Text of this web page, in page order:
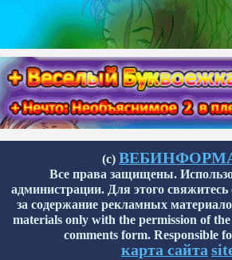
(с)
Все права защищены.
администрации. Для этого
за содержание рекламных
materials only with the permission of
comments form. Responsible
карта сайта